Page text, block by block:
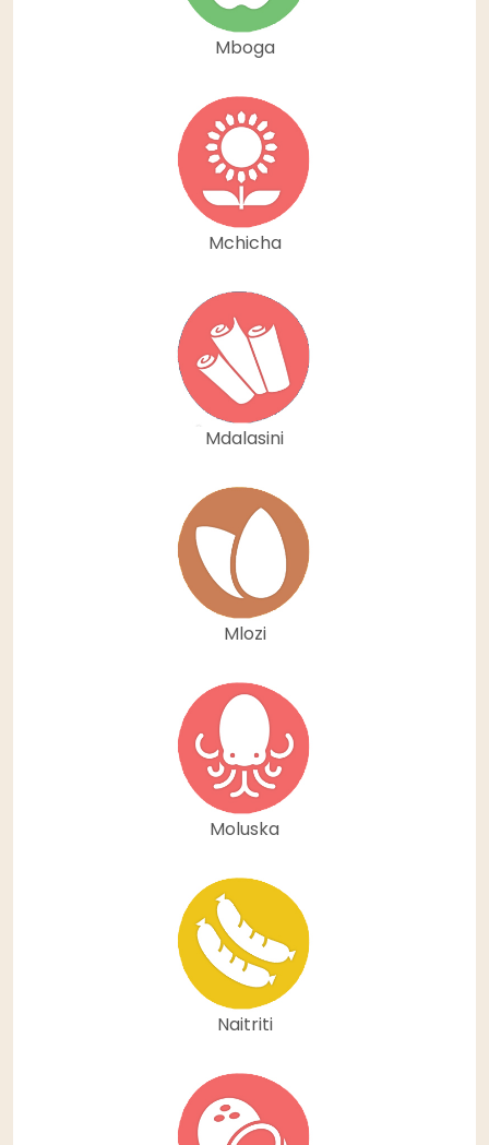
Mboga
Mchicha
Mdalasini
Mlozi
Moluska
Naitriti